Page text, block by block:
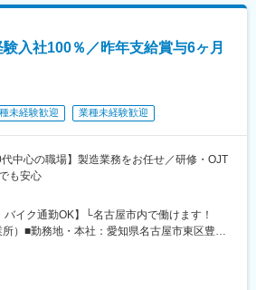
入社100％／昨年支給賞与6ヶ月
未経験歓迎 業種未経験歓迎
代中心の職場】製造業務をお任せ／研修・OJT
も安心
イク通勤OK】└名古屋市内で働けます！
所）■勤務地・本社：愛知県名古屋市東区豊前
市営車道駅 徒歩約15分／JR千種駅 徒歩約15
知県名古屋市守山区川上町70└最寄り駅：ゆ